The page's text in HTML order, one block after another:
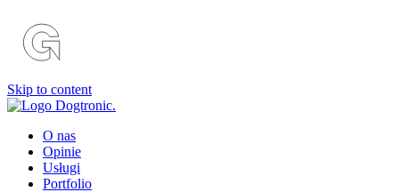
Skip to content
O nas
Opinie
Usługi
Portfolio